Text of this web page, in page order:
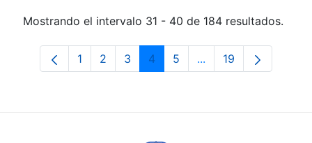
Mostrando el intervalo 31 - 40 de 184 resultados.
Página
1 Página
2 Página
3 Página
4 Página
5 ...Páginas intermedias
Página
19